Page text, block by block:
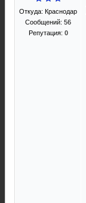
Откуда: Краснодар
Сообщений: 56
Репутация: 0